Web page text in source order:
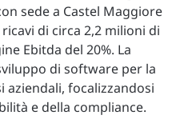
sede a Castel Maggiore
di circa 2,2 milioni di
Ebitda del 20%. La
di software per la
aziendali, focalizzandosi
e della compliance.